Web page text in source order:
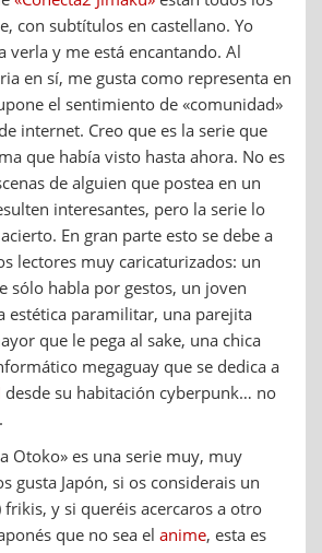
con subtítulos en castellano. Yo
verla y me está encantando. Al
en sí, me gusta como representa en
el sentimiento de «comunidad»
internet. Creo que es la serie que
que había visto hasta ahora. No es
de alguien que postea en un
interesantes, pero la serie lo
En gran parte esto se debe a
lectores muy caricaturizados: un
sólo habla por gestos, un joven
estética paramilitar, una parejita
que le pega al sake, una chica
megaguay que se dedica a
desde su habitación cyberpunk… no
Otoko» es una serie muy, muy
gusta Japón, si os considerais un
y si queréis acercaros a otro
que no sea el anime, esta es